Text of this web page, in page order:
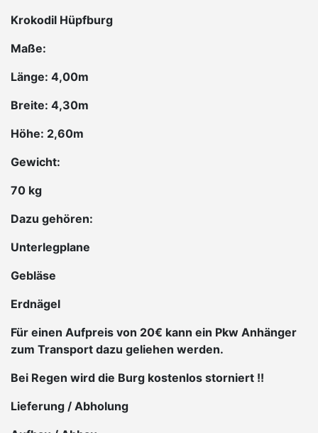
Krokodil Hüpfburg
Maße:
Länge: 4,00m
Breite: 4,30m
Höhe: 2,60m
Gewicht:
70 kg
Dazu gehören:
Unterlegplane
Gebläse
Erdnägel
Für einen Aufpreis von 20€ kann ein Pkw Anhänger
zum Transport dazu geliehen werden.
Bei Regen wird die Burg kostenlos storniert !!
Lieferung / Abholung